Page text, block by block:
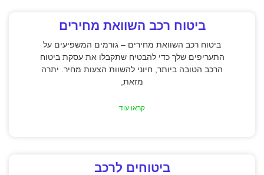
ביטוח רכב השוואת מחירים
ביטוח רכב השוואת מחירים – גורמים המשפיעים על
התעריפים שלך כדי להבטיח שתקבלו את עסקת ביטוח
הרכב הטובה ביותר, חיוני להשוות הצעות מחיר. יתרה
מזאת,
קראו עוד
ביטוחים לרכב